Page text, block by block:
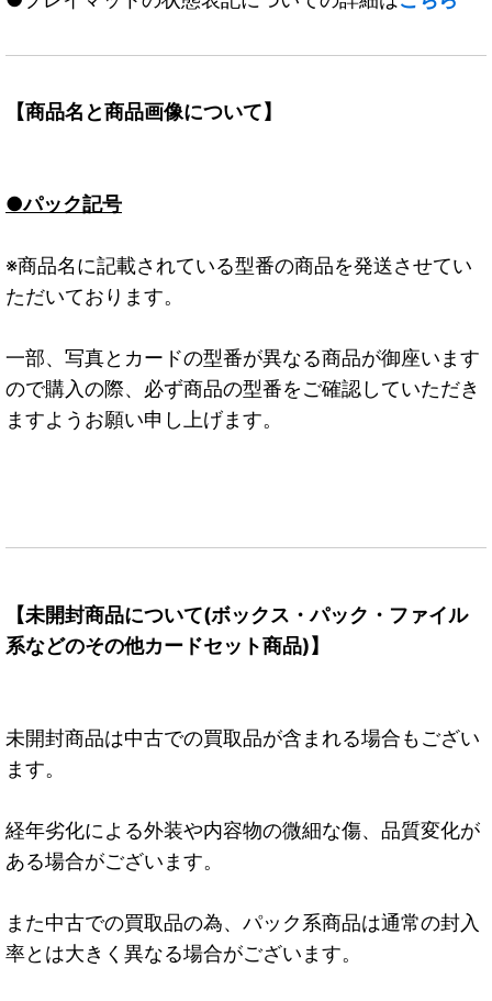
【商品名と商品画像について】
●パック記号
※商品名に記載されている型番の商品を発送させてい
ただいております。
一部、写真とカードの型番が異なる商品が御座います
ので購入の際、必ず商品の型番をご確認していただき
ますようお願い申し上げます。
【未開封商品について(ボックス・パック・ファイル
系などのその他カードセット商品)】
未開封商品は中古での買取品が含まれる場合もござい
ます。
経年劣化による外装や内容物の微細な傷、品質変化が
ある場合がございます。
また中古での買取品の為、パック系商品は通常の封入
率とは大きく異なる場合がございます。